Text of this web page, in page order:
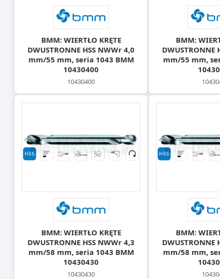
BMM: WIERTŁO KRĘTE
DWUSTRONNE HSS NWWr 4,0
mm/55 mm, seria 1043 BMM
10430400
10430400
BMM:
DWUSTRONNE
mm/55 mm,
BMM: WIERTŁO KRĘTE
DWUSTRONNE HSS NWWr 4,3
mm/58 mm, seria 1043 BMM
10430430
10430430
BMM:
DWUSTRONNE
mm/58 mm,